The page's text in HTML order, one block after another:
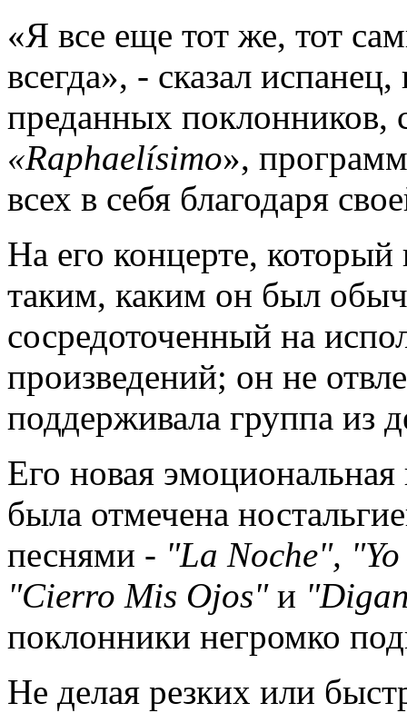
«Я все еще тот же, тот
всегда», - сказал
преданных поклонников,
«Raphaelísimo»,
всех в себя благодаря
На его концерте, который
таким, каким он был
сосредоточенный на
произведений; он не
поддерживала группа из
Его новая
была отмечена
песнями - "La Noche", "
"Cierro Mis Ojos" и "
поклонники негромко
Не делая резких или